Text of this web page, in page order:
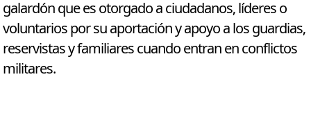
galardón que es otorgado a ciudadanos, líderes o
voluntarios por su aportación y apoyo a los guardias,
reservistas y familiares cuando entran en conflictos
militares.